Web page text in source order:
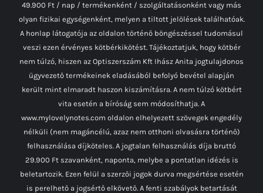
49.900 Ft / nap / termékenként / szolgáltatásonként vagy más
olyan fizikai egységenként, melyen a tiltott jelölések találhatóak.
A honlap látogatója az oldalon történő böngészéssel tudomásul
veszi ezen érvényes kötbérkikötést. Tájékoztatjuk, hogy kötbér
nem túlzó, hiszen az Optiszerszám Kft Ihász Anita jogtulajdonos
ügyvezető termékeinek eladásából befolyó bevétel alapján
került mint elmaradt haszon kiszámításra. A nem túlzó kötbért
vita esetén a bíróság sem módosíthatja. A
www.mylovelynotes.com oldalon elhelyezett szövegek engedély
nélküli (nem magáncélú, azaz nem otthoni olvasásra történő)
felhasználása díjköteles. A jogtalan felhasználás díja bruttó
29.900 Ft szavanként, naponta, melybe a pontatlan idézés is
beletartozik. Ezen felül a szerzői jogok durva megsértése esetén
is perelhető a jogsértő elkövető. A fenti szabályok betartását